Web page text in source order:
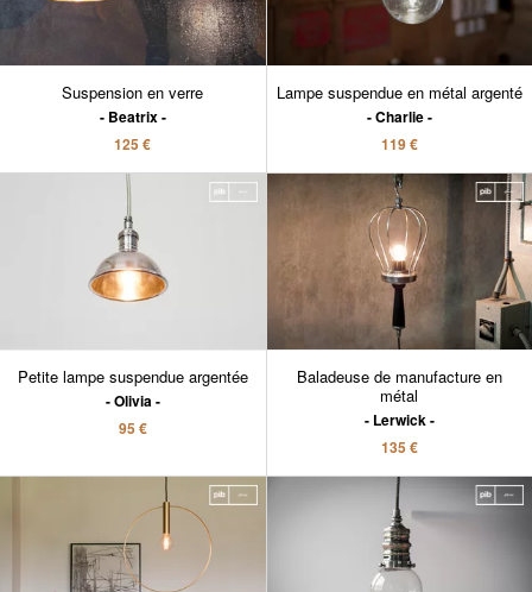
Suspension en verre
Beatrix
125 €
Lampe suspendue en métal argenté
Charlie
119 €
Petite lampe suspendue argentée
Olivia
95 €
Baladeuse de manufacture en
métal
Lerwick
135 €